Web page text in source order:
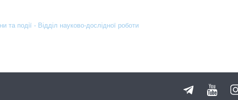
та події - Відділ науково-дослідної роботи